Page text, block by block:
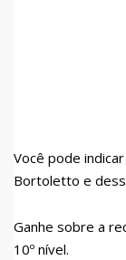
Você pode
Bortoletto e
Ganhe sobre a
10º nível.